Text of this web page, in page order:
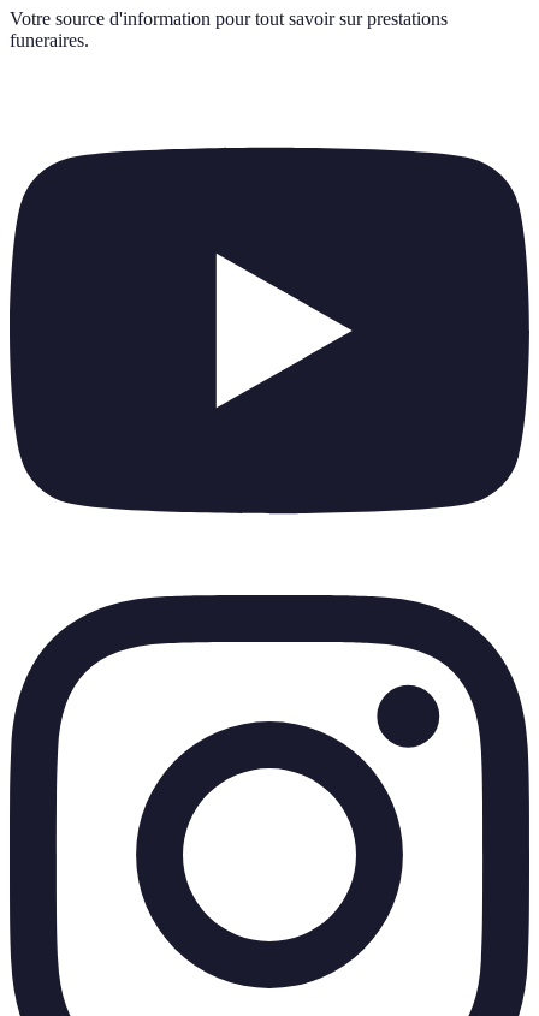
Votre source d'information pour tout savoir sur prestations
funeraires.